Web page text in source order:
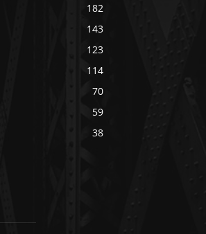
182
143
123
114
70
59
38